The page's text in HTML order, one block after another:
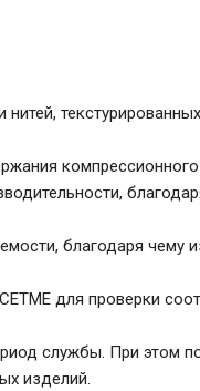
благодаря чему
для проверки
службы. При этом
изделий.